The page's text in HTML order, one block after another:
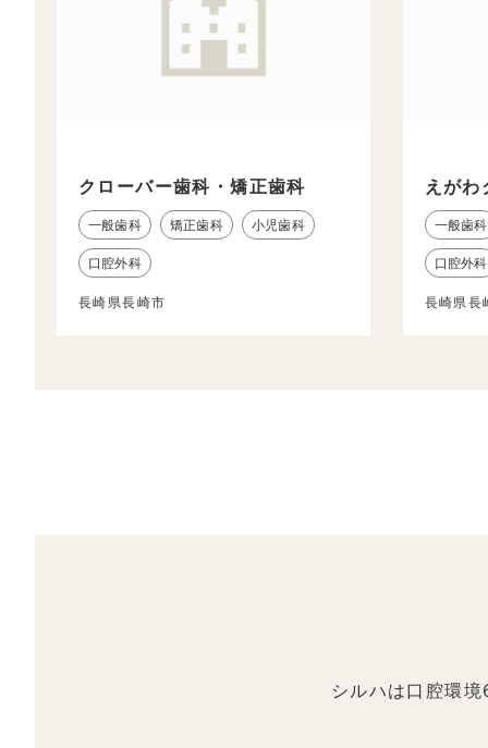
クローバー歯科・矯正歯科
一般歯科 矯正歯科 小児歯科
口腔外科
長崎県長崎市
えがわ
一般歯科
口腔外科
長崎県長
シルハは口腔環